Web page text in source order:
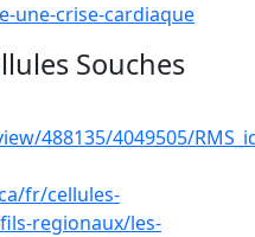
une-crise-cardiaque
Souches
488135/4049505/
fr/cellules-
regionaux/les-